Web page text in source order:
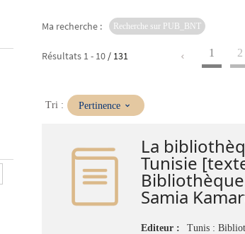
Ma recherche : Recherche sur PUB_BNT
Résultats 1 - 10 / 131 1 2
Tri :(Mise
immédiate)
Pertinence
La
Tunisie
Samia
Editeur : Tunis :